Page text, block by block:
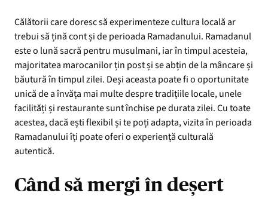
Călătorii care doresc să experimenteze cultura locală ar
trebui să țină cont și de perioada Ramadanului. Ramadanul
este o lună sacră pentru musulmani, iar în timpul acesteia,
majoritatea marocanilor țin post și se abțin de la mâncare și
băutură în timpul zilei. Deși aceasta poate fi o oportunitate
unică de a învăța mai multe despre tradițiile locale, unele
facilități și restaurante sunt închise pe durata zilei. Cu toate
acestea, dacă ești flexibil și te poți adapta, vizita în perioada
Ramadanului îți poate oferi o experiență culturală
autentică.
Când să mergi în deșert